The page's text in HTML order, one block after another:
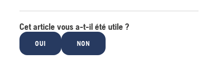
Cet article vous a-t-il été utile ?
OUI NON